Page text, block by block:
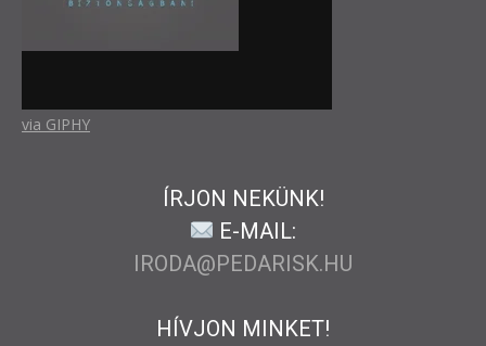
via GIPHY
ÍRJON NEKÜNK!
E-MAIL:
IRODA@PEDARISK.HU
HÍVJON MINKET!